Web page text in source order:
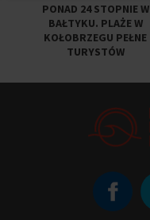
PONAD 24 STOPNIE W
BAŁTYKU. PLAŻE W
KOŁOBRZEGU PEŁNE
TURYSTÓW